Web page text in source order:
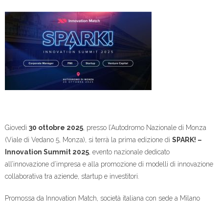
Giovedì 30 ottobre 2025 , presso l’Autodromo Nazionale di Monza
(Viale di Vedano 5, Monza), si terrà la prima edizione di SPARK! –
Innovation Summit 2025 , evento nazionale dedicato
all’innovazione d’impresa e alla promozione di modelli di innovazione
collaborativa tra aziende, startup e investitori.
Promossa da Innovation Match, società italiana con sede a Milano